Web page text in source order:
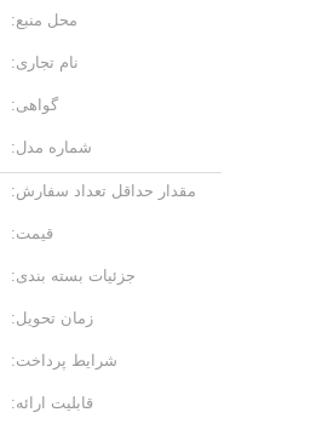
محل منبع:
نام تجاری:
گواهی:
شماره مدل:
مقدار حداقل تعداد سفارش:
قیمت:
جزئیات بسته بندی:
زمان تحویل:
شرایط پرداخت:
قابلیت ارائه: